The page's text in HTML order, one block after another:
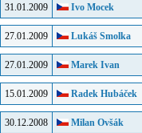
31.01.2009 Ivo Mocek
27.01.2009 Lukáš Smolka
27.01.2009 Marek Ivan
15.01.2009 Radek Hubáček
30.12.2008 Milan Ovšák